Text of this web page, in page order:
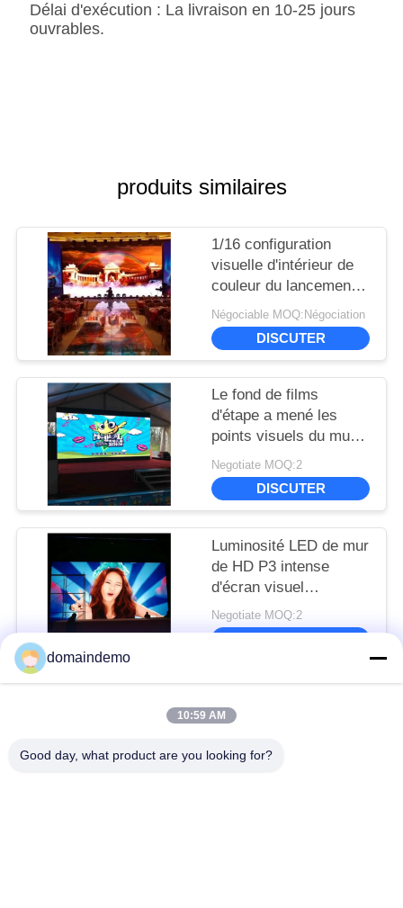
Délai d'exécution : La livraison en 10-25 jours
ouvrables.
produits similaires
1/16 configuration
visuelle d'intérieur de
couleur du lancement
1R1G1B du mur 3.9mm
du devoir LED
d'entraînement de
Négociable MOQ:Négociation
DISCUTER
Le fond de films
d'étape a mené les
points visuels du mur
P3 111111
d'affichage/la densité
pixel de Sqm
Negotiate MOQ:2
DISCUTER
Luminosité LED de mur
de HD P3 intense
d'écran visuel
d'intérieur de la
publicité distance de
Negotiate MOQ:2
Catégories populaires
domaindemo
10:59 AM
Good day, what product are you looking for?